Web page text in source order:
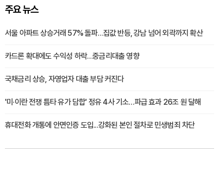
주요 뉴스
서울 아파트 상승거래 57% 돌파…집값 반등, 강남 넘어 외곽까지 확산
카드론 확대에도 수익성 하락…중금리대출 영향
국채금리 상승, 자영업자 대출 부담 커진다
'미·이란 전쟁 틈타 유가 담합' 정유 4사 기소…파급 효과 26조 원 달해
휴대전화 개통에 안면인증 도입...강화된 본인 절차로 민생범죄 차단